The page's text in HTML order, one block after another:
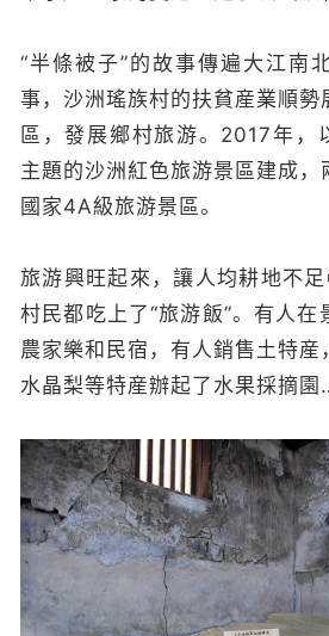
“半條被子”的故事傳遍大江南
事，沙洲瑤族村的扶貧産業順
區，發展鄉村旅游。2017年，
主題的沙洲紅色旅游景區建成，
國家4A級旅游景區。
旅游興旺起來，讓人均耕地不
村民都吃上了“旅游飯”。有人
農家樂和民宿，有人銷售土特産
水晶梨等特産辦起了水果採摘